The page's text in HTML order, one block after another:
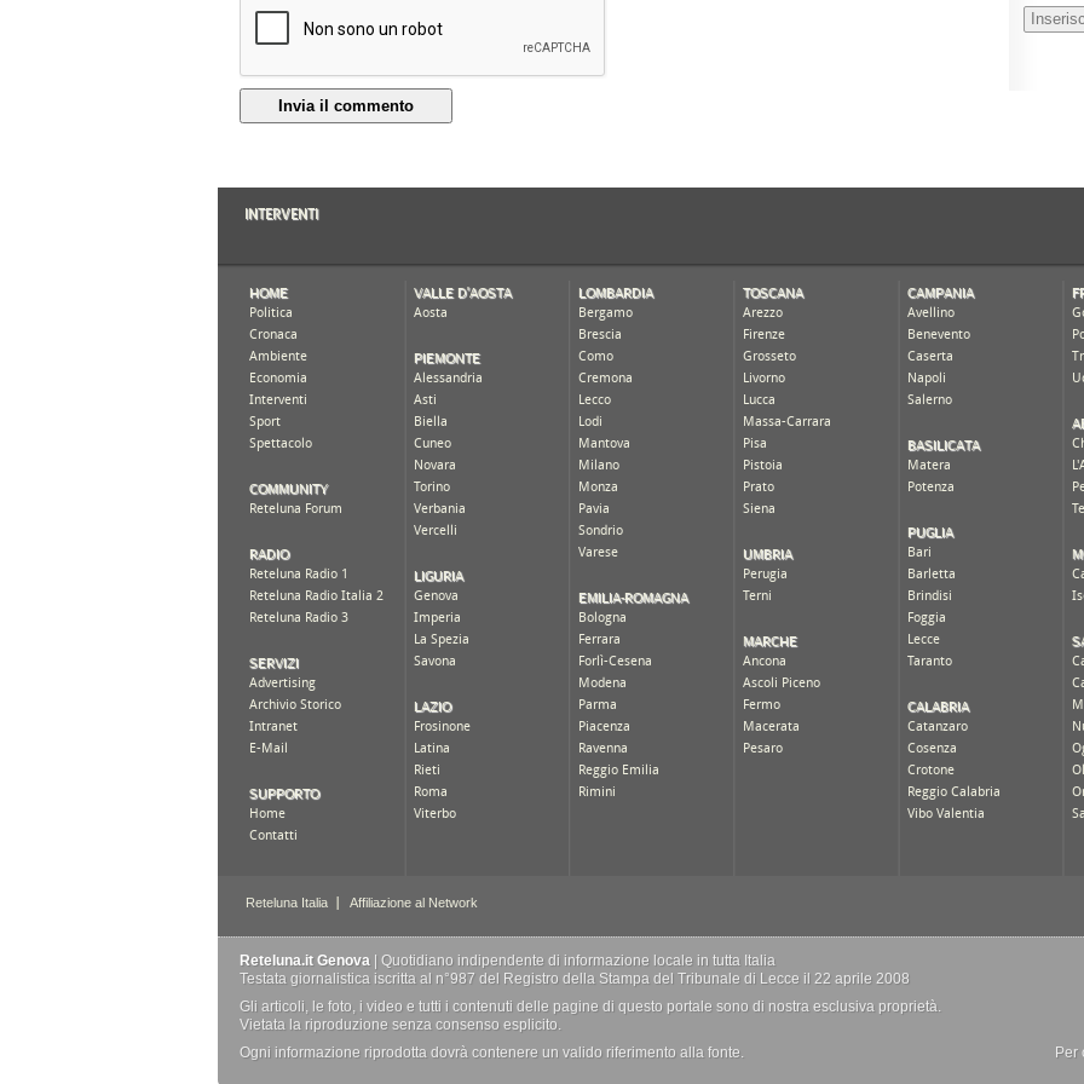
Invia il commento
Per
Reteluna.it Genova | Quotidiano indipendente di informazione locale in tutta Italia
Testata giornalistica iscritta al n°987 del Registro della Stampa del Tribunale di Lecce il 22 aprile 2008
Gli articoli, le foto, i video e tutti i contenuti delle pagine di questo portale sono di nostra esclusiva proprietà.
Vietata la riproduzione senza consenso esplicito.
Ogni informazione riprodotta dovrà contenere un valido riferimento alla fonte.